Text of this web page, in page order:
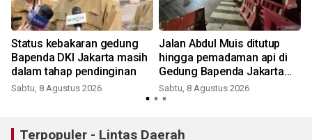
Status kebakaran gedung
Bapenda DKI Jakarta masih
dalam tahap pendinginan
Sabtu, 8 Agustus 2026
Jalan Abdul Muis ditutup
hingga pemadaman api di
Gedung Bapenda Jakarta
selesai
Sabtu, 8 Agustus 2026
Terpopuler - Lintas Daerah